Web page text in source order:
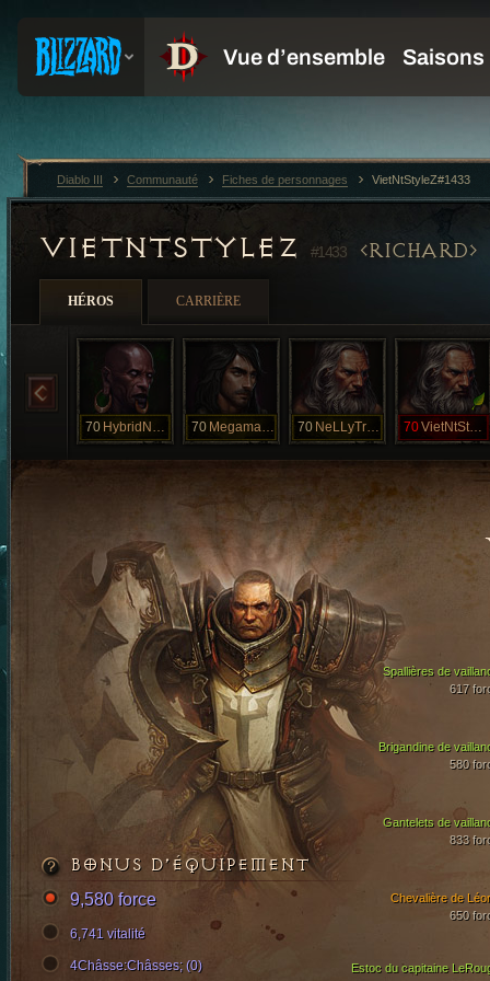
VIETNTSTYLEZ #1433 RICHARD
HÉROS CARRIÈRE
70 HybridNecro 70 MegamanNelly 70 NeLLyTraNzzz 70 VietNtStyleZ
Brigandine de
580
Gantelets de
833
Spallières de
617
Estoc du capitaine
Chevalière de
650
BONUS D’ÉQUIPEMENT
9,580 force
6,741 vitalité
4Châsse:Châsses; (0)
Diablo III Communauté Fiches de personnages VietNtStyleZ#1433